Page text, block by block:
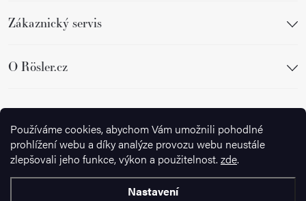
Používáme cookies, abychom Vám umožnili pohodlné
prohlížení webu a díky analýze provozu webu neustále
zlepšovali jeho funkce, výkon a použitelnost. zde.
Nastavení
Zákaznický servis
O Rösler.cz
Sledujte nás